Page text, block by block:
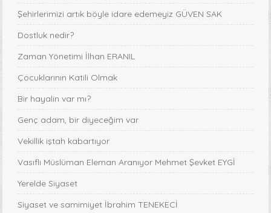
Şehirlerimizi artık böyle idare edemeyiz GÜVEN SAK
Dostluk nedir?
Zaman Yönetimi İlhan ERANIL
Çocuklarının Katili Olmak
Bir hayalin var mı?
Genç adam, bir diyeceğim var
Vekillik iştah kabartıyor
Vasıflı Müslüman Eleman Aranıyor Mehmet Şevket EYGİ
Yerelde Siyaset
Siyaset ve samimiyet İbrahim TENEKECİ